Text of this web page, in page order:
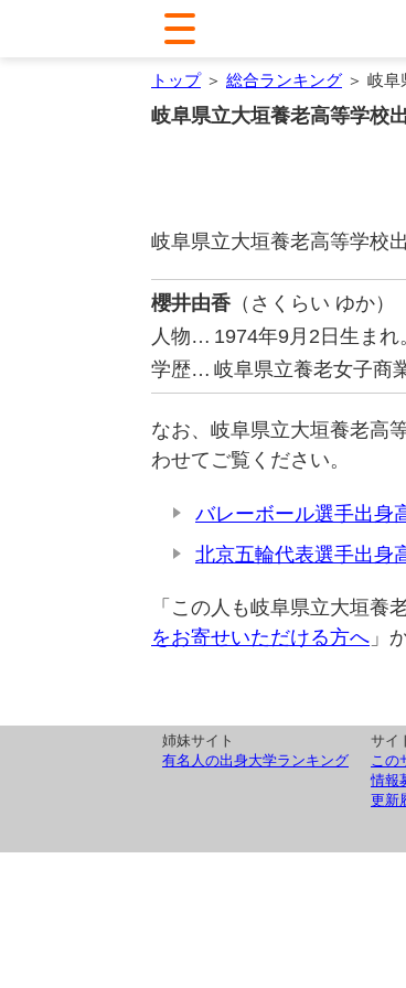
トップ＞ 総合ランキング ＞ 岐
岐阜県立大垣養老高等学校
岐阜県立大垣養老高等学校
櫻井由香 （さくらい ゆか）
人物… 1974年9月2日生まれ
学歴… 岐阜県立養老女子商
なお、岐阜県立大垣養老高
わせてご覧ください。
バレーボール選手出身
北京五輪代表選手出身
「この人も岐阜県立大垣
をお寄せいただける方へ 」
姉妹サイト
有名人の出身大学ランキング
サイ
この
情報
更新